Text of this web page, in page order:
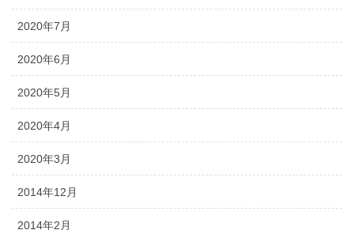
2020年7月
2020年6月
2020年5月
2020年4月
2020年3月
2014年12月
2014年2月